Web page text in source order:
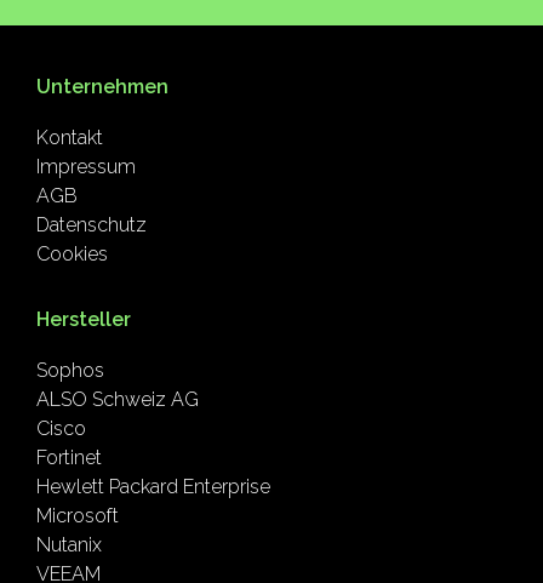
Unternehmen
Kontakt
Impressum
AGB
Datenschutz
Cookies
Hersteller
Sophos
ALSO Schweiz AG
Cisco
Fortinet
Hewlett Packard Enterprise
Microsoft
Nutanix
VEEAM